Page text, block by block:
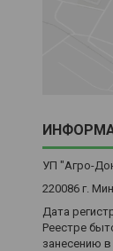
УП "Агро-
220086 г.
Дата
Реестре
занесению